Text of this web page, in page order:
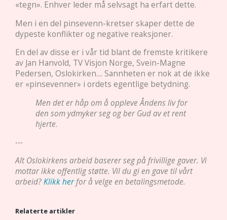
«tegn». Enhver leder må selvsagt ha erfart dette.
Men i en del pinsevenn-kretser skaper dette de
dypeste konflikter og negative reaksjoner.
En del av disse er i vår tid blant de fremste kritikere
av Jan Hanvold, TV Visjon Norge, Svein-Magne
Pedersen, Oslokirken.... Sannheten er nok at de ikke
er «pinsevenner» i ordets egentlige betydning.
Men det er håp om å oppleve Åndens liv for
den som ydmyker seg og ber Gud av et rent
hjerte.
---
Alt Oslokirkens arbeid baserer seg på frivillige gaver. Vi
mottar ikke offentlig støtte. Vil du gi en gave til vårt
arbeid?Klikk herfor å velge en betalingsmetode.
Relaterte artikler